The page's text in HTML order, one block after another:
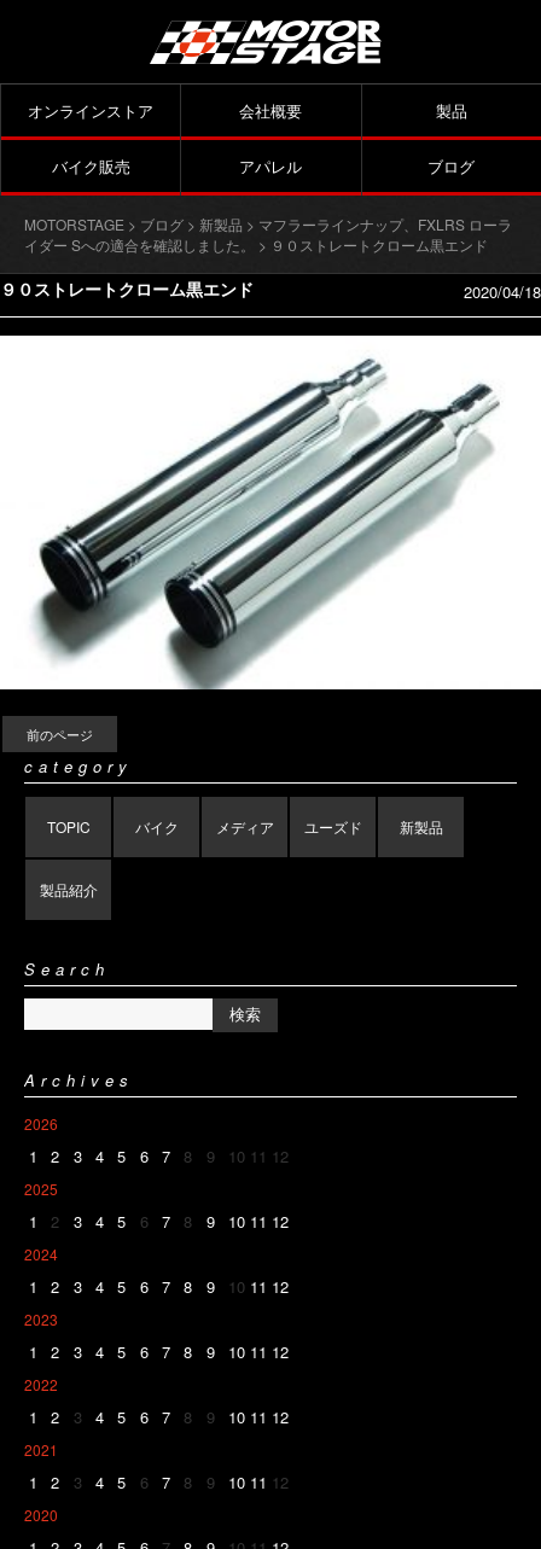
オンラインストア 会社概要 製品
バイク販売 アパレル ブログ
MOTORSTAGE > ブログ > 新製品 > マフラーラインナップ、FXLRS ローラ
イダー Sへの適合を確認しました。
> ９０ストレートクローム黒エンド
９０ストレートクローム黒エンド 2020/04/18
前のページ
category
TOPIC バイク メディア ユーズド 新製品
製品紹介
Search
Archives
2026
1 2 3 4 5 6 7 8 9 10 11 12
2025
1 2 3 4 5 6 7 8 9 10 11 12
2024
1 2 3 4 5 6 7 8 9 10 11 12
2023
1 2 3 4 5 6 7 8 9 10 11 12
2022
1 2 3 4 5 6 7 8 9 10 11 12
2021
1 2 3 4 5 6 7 8 9 10 11 12
2020